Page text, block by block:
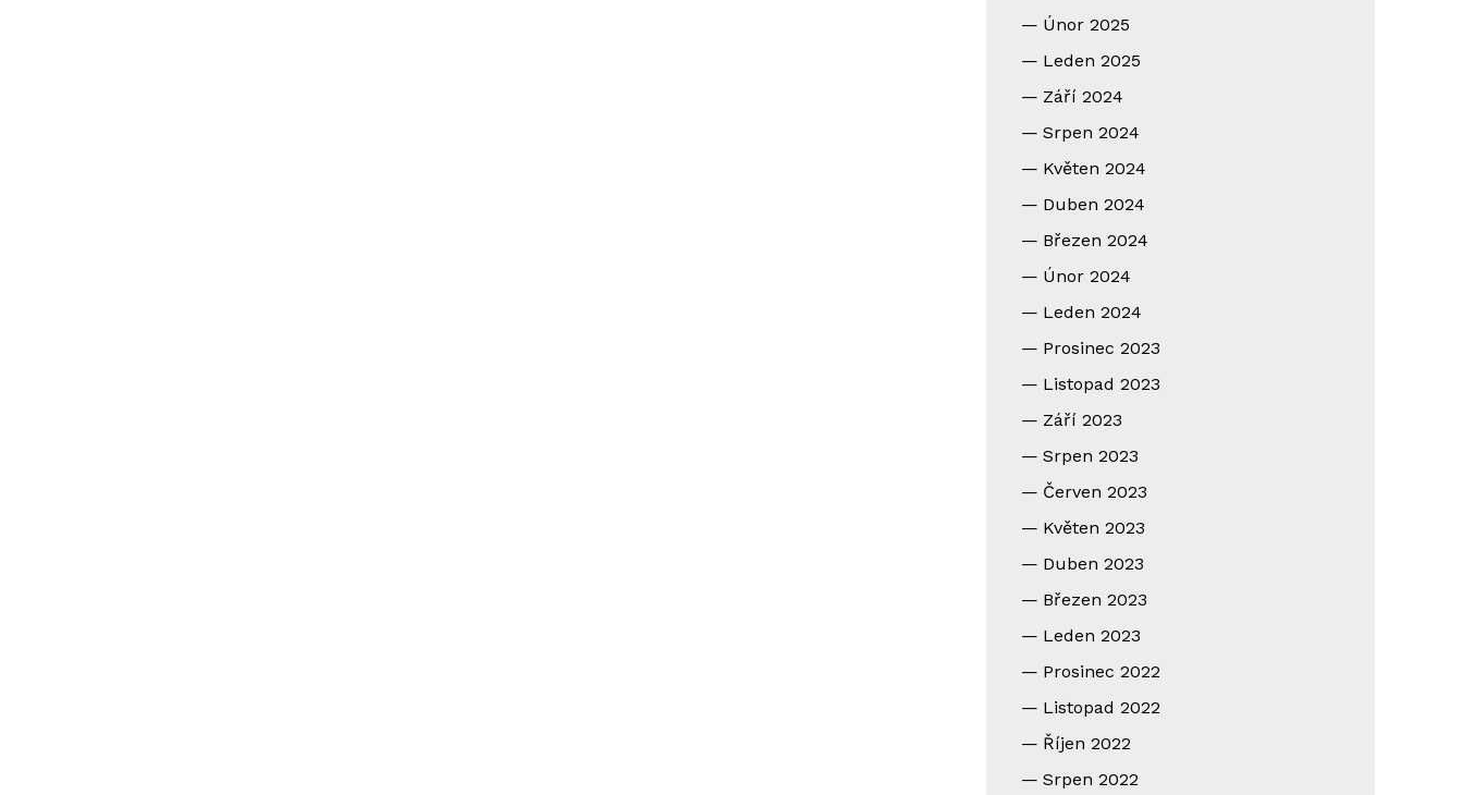
Únor 2025
Leden 2025
Září 2024
Srpen 2024
Květen 2024
Duben 2024
Březen 2024
Únor 2024
Leden 2024
Prosinec 2023
Listopad 2023
Září 2023
Srpen 2023
Červen 2023
Květen 2023
Duben 2023
Březen 2023
Leden 2023
Prosinec 2022
Listopad 2022
Říjen 2022
Srpen 2022